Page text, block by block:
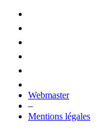
Webmaster
–
Mentions légales